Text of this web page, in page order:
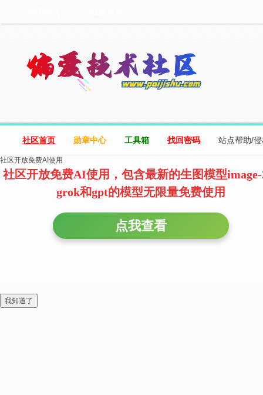
社区首页 勋章中心 工具箱 找回密码 站点帮助/
社区开放免费AI使用
社区开放免费AI使用，包含最新的生图模型
grok和gpt的模型无限量免费使用
点我查看
我知道了